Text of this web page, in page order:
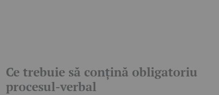
Ce trebuie să conțină obligatoriu
procesul-verbal